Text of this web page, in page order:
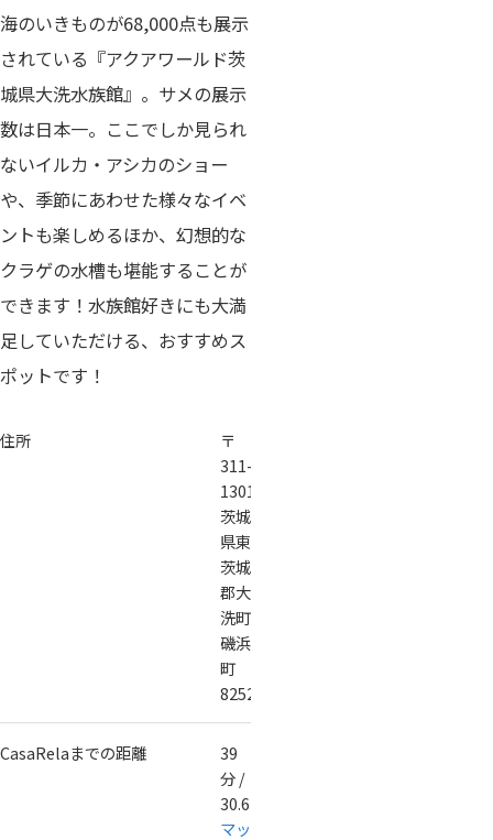
海のいきものが68,000点も展示
されている『アクアワールド茨
城県大洗水族館』。サメの展示
数は日本一。ここでしか見られ
ないイルカ・アシカのショー
や、季節にあわせた様々なイベ
ントも楽しめるほか、幻想的な
クラゲの水槽も堪能することが
できます！水族館好きにも大満
足していただける、おすすめス
ポットです！
住所
〒
311-
1301
茨城
県東
茨城
郡大
洗町
磯浜
町
8252−3
CasaRelaまでの距離
39
分 /
30.6km（
マッ